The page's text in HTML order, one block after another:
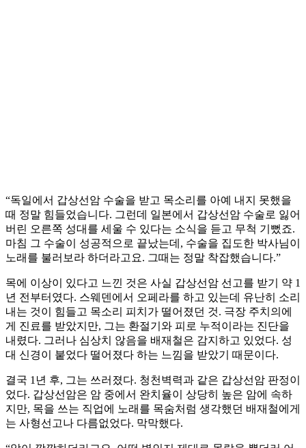
“독일에서 갑상선암 수술을 받고 목소리를 아예 내지 못했을
때 정말 힘들었습니다. 그런데 일본에서 갑상선암 수술로 잃어
버린 오른쪽 성대를 세울 수 있다는 소식을 듣고 무척 기뻤죠.
마침 그 수술이 성공적으로 끝났는데, 수술을 집도한 박사님이
노래를 불러보라 하더라고요. 그때는 정말 착잡했습니다.”
목에 이상이 있다고 느낀 것은 사실 갑상선암 선고를 받기 약 1
년 전부터였다. 스웨덴에서 오페라를 하고 있는데 유난히 소리
내는 것이 힘들고 목소리 피치가 떨어졌던 것. 극장 주치의에
게 진료를 받았지만, 그는 환절기와 피로 누적이라는 진단을
내렸다. 그러나 심상치 않음을 배재철은 감지하고 있었다. 성
대 신경이 붙었다 떨어졌다 하는 느낌을 받았기 때문이다.
결국 1년 후, 그는 쓰러졌다. 청천벽력과 같은 갑상선암 판정이
었다. 갑상선암은 암 중에서 완치율이 상당히 높은 암에 속하
지만, 목을 쓰는 직업에 노래를 목숨처럼 생각했던 배재철에게
는 사형선고나 다름없었다. 막막했다.